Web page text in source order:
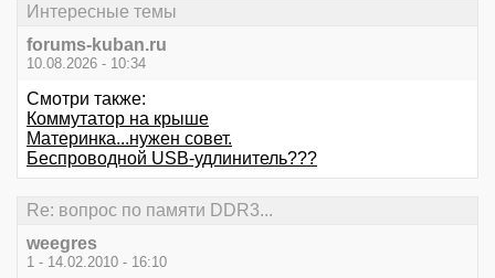
Интересные темы
forums-kuban.ru
10.08.2026 - 10:34
Смотри также:
Коммутатор на крыше
Материнка...нужен совет.
Беспроводной USB-удлинитель???
Re: вопрос по памяти DDR3...
weegres
1 - 14.02.2010 - 16:10